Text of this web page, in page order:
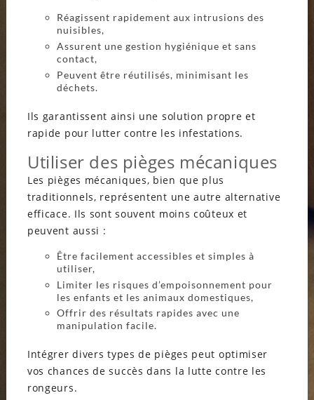
Réagissent rapidement aux intrusions des
nuisibles,
Assurent une gestion hygiénique et sans
contact,
Peuvent être réutilisés, minimisant les
déchets.
Ils garantissent ainsi une solution propre et
rapide pour lutter contre les infestations.
Utiliser des pièges mécaniques
Les pièges mécaniques, bien que plus
traditionnels, représentent une autre alternative
efficace. Ils sont souvent moins coûteux et
peuvent aussi :
Être facilement accessibles et simples à
utiliser,
Limiter les risques d’empoisonnement pour
les enfants et les animaux domestiques,
Offrir des résultats rapides avec une
manipulation facile.
Intégrer divers types de pièges peut optimiser
vos chances de succès dans la lutte contre les
rongeurs.